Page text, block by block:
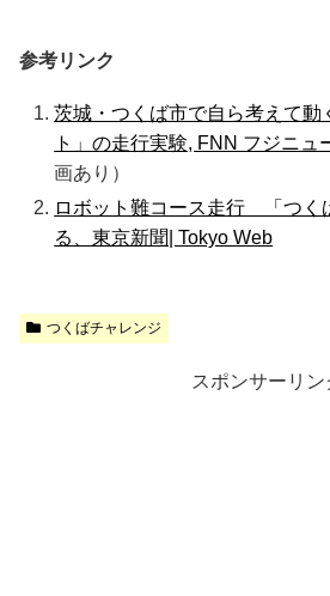
参考リンク
茨城・つくば市で自ら考えて動
ト」の走行実験, FNN フジニュ
画あり）
ロボット難コース走行 「つく
る、東京新聞| Tokyo Web
つくばチャレンジ
スポンサーリン